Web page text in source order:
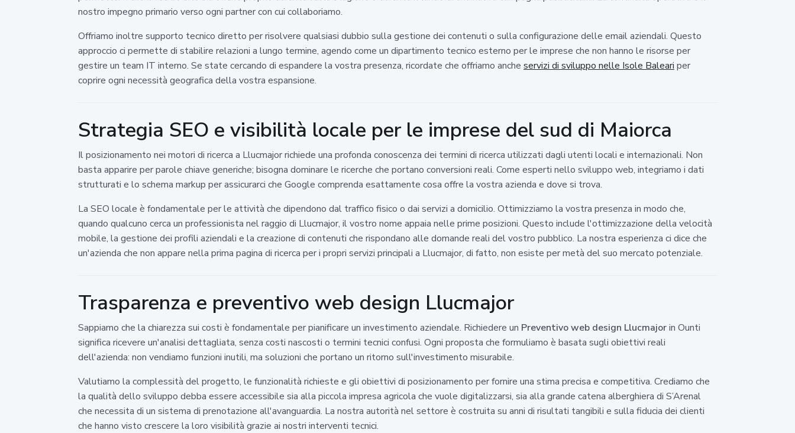
nostro impegno primario verso ogni partner con cui collaboriamo.
Offriamo inoltre supporto tecnico diretto per risolvere qualsiasi dubbio sulla gestione dei contenuti o sulla configurazione delle email aziendali. Questo
approccio ci permette di stabilire relazioni a lungo termine, agendo come un dipartimento tecnico esterno per le imprese che non hanno le risorse per
gestire un team IT interno. Se state cercando di espandere la vostra presenza, ricordate che offriamo anche servizi di sviluppo nelle Isole Baleari per
coprire ogni necessità geografica della vostra espansione.
Strategia SEO e visibilità locale per le imprese del sud di Maiorca
Il posizionamento nei motori di ricerca a Llucmajor richiede una profonda conoscenza dei termini di ricerca utilizzati dagli utenti locali e internazionali. Non
basta apparire per parole chiave generiche; bisogna dominare le ricerche che portano conversioni reali. Come esperti nello sviluppo web, integriamo i dati
strutturati e lo schema markup per assicurarci che Google comprenda esattamente cosa offre la vostra azienda e dove si trova.
La SEO locale è fondamentale per le attività che dipendono dal traffico fisico o dai servizi a domicilio. Ottimizziamo la vostra presenza in modo che,
quando qualcuno cerca un professionista nel raggio di Llucmajor, il vostro nome appaia nelle prime posizioni. Questo include l'ottimizzazione della velocità
mobile, la gestione dei profili aziendali e la creazione di contenuti che rispondano alle domande reali del vostro pubblico. La nostra esperienza ci dice che
un'azienda che non appare nella prima pagina di ricerca per i propri servizi principali a Llucmajor, di fatto, non esiste per metà del suo mercato potenziale.
Trasparenza e preventivo web design Llucmajor
Sappiamo che la chiarezza sui costi è fondamentale per pianificare un investimento aziendale. Richiedere un Preventivo web design Llucmajorin Ounti
significa ricevere un'analisi dettagliata, senza costi nascosti o termini tecnici confusi. Ogni proposta che formuliamo è basata sugli obiettivi reali
dell'azienda: non vendiamo funzioni inutili, ma soluzioni che portano un ritorno sull'investimento misurabile.
Valutiamo la complessità del progetto, le funzionalità richieste e gli obiettivi di posizionamento per fornire una stima precisa e competitiva. Crediamo che
la qualità dello sviluppo debba essere accessibile sia alla piccola impresa agricola che vuole digitalizzarsi, sia alla grande catena alberghiera di S’Arenal
che necessita di un sistema di prenotazione all'avanguardia. La nostra autorità nel settore è costruita su anni di risultati tangibili e sulla fiducia dei clienti
che hanno visto crescere la loro visibilità grazie ai nostri interventi tecnici.